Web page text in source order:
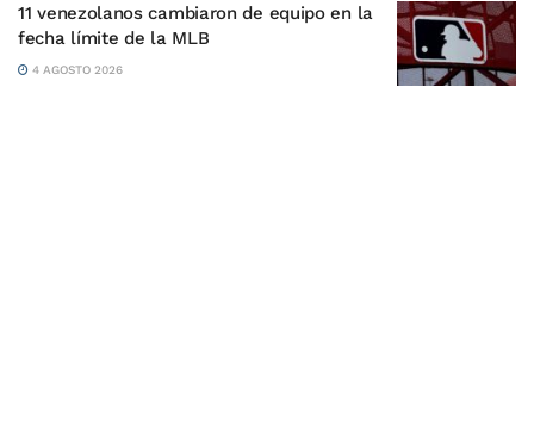
11 venezolanos cambiaron de equipo en la
fecha límite de la MLB
4 AGOSTO 2026